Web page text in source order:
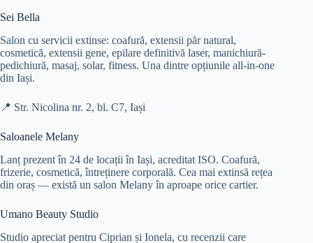
Sei Bella
Salon cu servicii extinse: coafură, extensii păr natural,
cosmetică, extensii gene, epilare definitivă laser, manichiură-
pedichiură, masaj, solar, fitness. Una dintre opțiunile all-in-one
din Iași.
📍 Str. Nicolina nr. 2, bl. C7, Iași
Saloanele Melany
Lanț prezent în 24 de locații în Iași, acreditat ISO. Coafură,
frizerie, cosmetică, întreținere corporală. Cea mai extinsă rețea
din oraș — există un salon Melany în aproape orice cartier.
Umano Beauty Studio
Studio apreciat pentru Ciprian și Ionela, cu recenzii care